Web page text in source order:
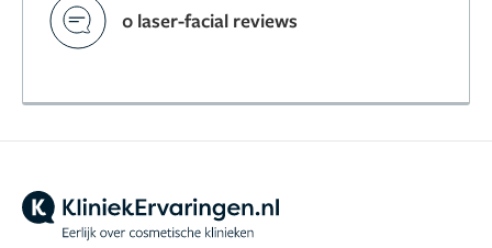
0 laser-facial reviews